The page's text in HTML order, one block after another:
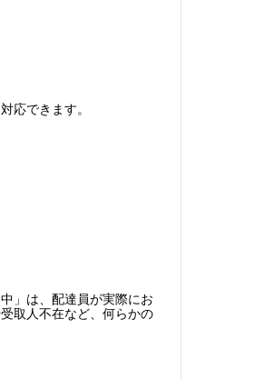
応できます。
」は、配達員が実際にお
取人不在など、何らかの